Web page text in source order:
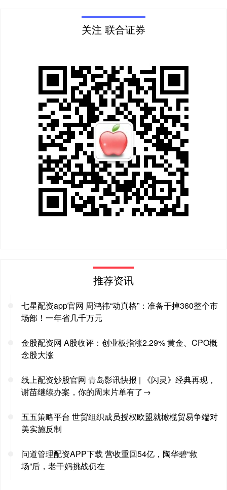
关注 联合证券
推荐资讯
七星配资app官网 周鸿祎“动真格”：准备干掉360整个市
场部！一年省几千万元
金股配资网 A股收评：创业板指涨2.29% 黄金、CPO概
念股大涨
线上配资炒股官网 青岛影讯快报 | 《闪灵》经典再现，
谢苗继续办案，你的周末片单有了→
五五策略平台 世贸组织成员授权欧盟就橄榄贸易争端对
美实施反制
问道管理配资APP下载 营收重回54亿，陶华碧“救
场”后，老干妈挑战仍在